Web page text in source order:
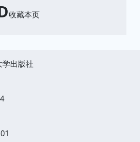
收藏本页
出版社